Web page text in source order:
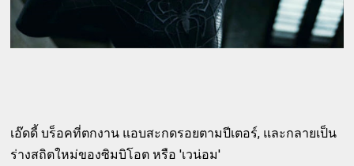
เอ๊ดดี้ บร็อคที่ตกงาน แอบสะกดรอยตามปีเตอร์, และกลายเป็น
ร่างสถิตใหม่ของซิมบิโอต หรือ 'เวน่อม'